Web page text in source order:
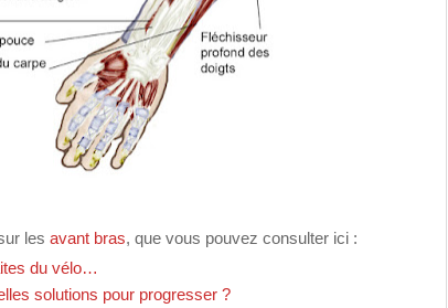
les avant bras, que vous pouvez consulter ici :
du vélo…
solutions pour progresser ?